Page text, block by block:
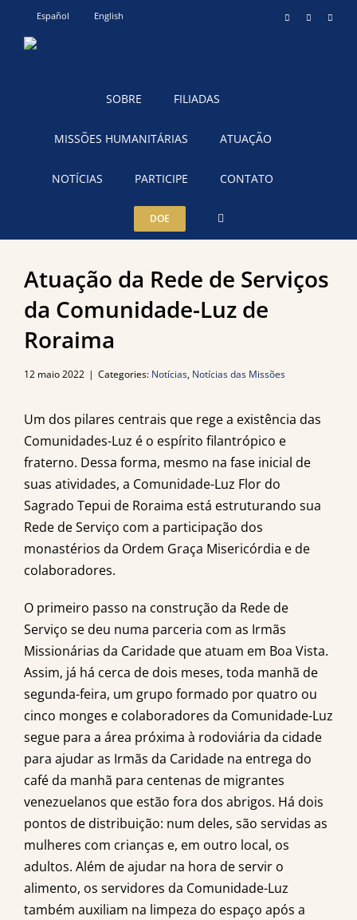
Español English InstagramYouTube
SOBRE FILIADAS
MISSÕES HUMANITÁRIAS ATUAÇÃO
NOTÍCIAS PARTICIPE CONTATO
DOE
Atuação da Rede de Serviços
da Comunidade-Luz de
Roraima
12 maio 2022 | Categories: Notícias, Notícias das Missões
Um dos pilares centrais que rege a existência das
Comunidades-Luz é o espírito filantrópico e
fraterno. Dessa forma, mesmo na fase inicial de
suas atividades, a Comunidade-Luz Flor do
Sagrado Tepui de Roraima está estruturando sua
Rede de Serviço com a participação dos
monastérios da Ordem Graça Misericórdia e de
colaboradores.
O primeiro passo na construção da Rede de
Serviço se deu numa parceria com as Irmãs
Missionárias da Caridade que atuam em Boa Vista.
Assim, já há cerca de dois meses, toda manhã de
segunda-feira, um grupo formado por quatro ou
cinco monges e colaboradores da Comunidade-Luz
segue para a área próxima à rodoviária da cidade
para ajudar as Irmãs da Caridade na entrega do
café da manhã para centenas de migrantes
venezuelanos que estão fora dos abrigos. Há dois
pontos de distribuição: num deles, são servidas as
mulheres com crianças e, em outro local, os
adultos. Além de ajudar na hora de servir o
alimento, os servidores da Comunidade-Luz
também auxiliam na limpeza do espaço após a